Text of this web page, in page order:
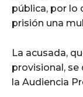
pública, por lo
prisión una
La acusada,
provisional, se
la Audiencia